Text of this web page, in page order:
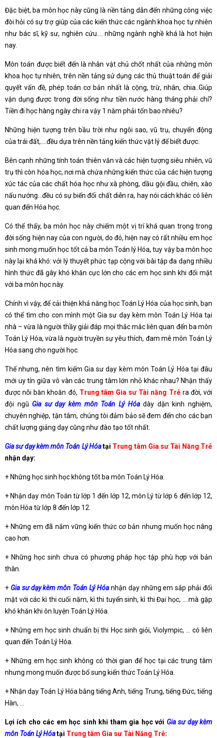
Đặc biệt, ba môn học này cũng là nền tảng dẫn đến những công việc
đòi hỏi có sự trợ giúp của các kiến thức các ngành khoa học tự nhiên
như bác sĩ, kỹ sư, nghiên cứu…. những ngành nghề khá là hot hiện
nay.
Môn toán được biết đến là nhân vật chủ chốt nhất của những môn
khoa học tự nhiên, trên nền tảng sử dụng các thủ thuật toán để giải
quyết vấn đề, phép toán cơ bản nhất là cộng, trừ, nhân, chia..Giúp
vận dụng được trong đời sống như tiền nước hàng tháng phải chỉ?
Tiền đi học hàng ngày chi ra vậy 1 năm phải tốn bao nhiêu?
Những hiện tượng trên bầu trời như ngôi sao, vũ trụ, chuyển động
của trái đất,….đều dựa trên nền tảng kiến thức vật lý để biết được.
Bên cạnh những tính toán thiên văn và các hiện tượng siêu nhiên, vũ
trụ thì còn hóa học, nơi mà chứa những kiến thức của các hiện tượng
xúc tác của các chất hóa học như xà phòng, dầu gội đầu, chiên, xào
nấu nướng…đều có sự biến đổi chất diễn ra, hay nói cách khác có liên
quan đến Hóa học.
Có thể thấy, ba môn học này chiếm một vị trí khá quan trọng trong
đời sống hiện nay của con người, do đó, hiện nay có rất nhiều em học
sinh mong muốn học tốt cả ba môn Toán lý Hóa, tuy vậy ba môn học
này lại khá khó: với lý thuyết phức tạp cộng với bài tập đa dạng nhiều
hình thức đã gây khó khăn cực lớn cho các em học sinh khi đối mặt
với ba môn học này.
Chính vì vậy, để cải thiện khả năng học Toán Lý Hóa của học sinh, bạn
có thể tìm cho con mình một Gia sư dạy kèm môn Toán Lý Hóa tại
nhà – vừa là người thầy giải đáp mọi thắc mắc liên quan đến ba môn
Toán Lý Hóa, vừa là người truyền sự yêu thích, đam mê môn Toán Lý
Hóa sang cho người học.
Thế nhưng, nên tìm kiếm Gia sư dạy kèm môn Toán Lý Hóa tại đâu
mới uy tín giữa vô vàn các trung tâm lớn nhỏ khác nhau? Nhận thấy
được nỗi băn khoăn đó, Trung tâm Gia sư Tài năng Trẻra đời, với
đội ngũ Gia sư dạy kèm môn Toán Lý Hóadày dặn kinh nghiệm,
chuyên nghiệp, tận tâm, chúng tôi đảm bảo sẽ đem đến cho các bạn
chất lượng giảng dạy cũng như đào tạo tốt nhất.
Gia sư dạy kèm môn Toán Lý Hóatại Trung tâm Gia sư Tài Năng Trẻ
nhận dạy:
+ Những học sinh học không tốt ba môn Toán Lý Hóa.
+ Nhận dạy môn Toán từ lớp 1 đến lớp 12, môn Lý từ lớp 6 đến lớp 12,
môn Hóa từ lớp 8 đến lớp 12.
+ Những em đã nắm vững kiến thức cơ bản nhưng muốn học nâng
cao hơn.
+ Những học sinh chưa có phương pháp học tập phù hợp với bản
thân.
+ Gia sư dạy kèm môn Toán Lý Hóanhận dạy những em sắp phải đối
mặt với các kì thi cuối năm, kì thi tuyển sinh, kì thi Đại học, … mà gặp
khó khăn khi ôn luyện Toán Lý Hóa.
+ Những em học sinh chuẩn bị thi Học sinh giỏi, Violympic, … có liên
quan đến Toán Lý Hóa.
+ Những em học sinh không có thời gian để học tại các trung tâm
nhưng mong muốn được bổ sung kiến thức Toán Lý Hóa.
+ Nhận dạy Toán Lý Hóa bằng tiếng Anh, tiếng Trung, tiếng Đức, tiếng
Hàn, …
Lợi ích cho các em học sinh khi tham gia học với Gia sư dạy kèm
môn Toán Lý Hóatại Trung tâm Gia sư Tài Năng Trẻ: